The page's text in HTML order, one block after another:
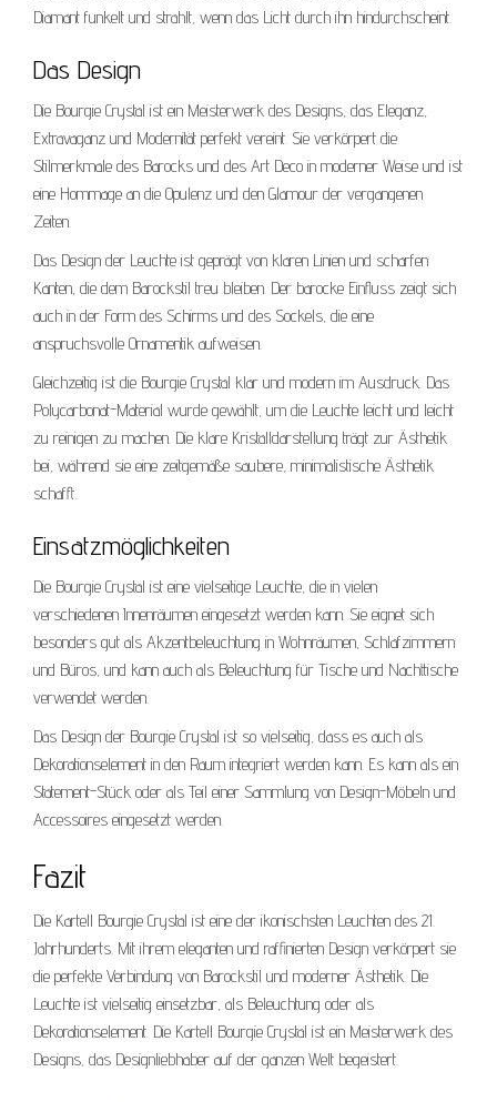
Diamant funkelt und strahlt, wenn das Licht durch ihn hindurchscheint.
Das Design
Die Bourgie Crystal ist ein Meisterwerk des Designs, das Eleganz,
Extravaganz und Modernität perfekt vereint. Sie verkörpert die
Stilmerkmale des Barocks und des Art Deco in moderner Weise und ist
eine Hommage an die Opulenz und den Glamour der vergangenen
Zeiten.
Das Design der Leuchte ist geprägt von klaren Linien und scharfen
Kanten, die dem Barockstil treu bleiben. Der barocke Einfluss zeigt sich
auch in der Form des Schirms und des Sockels, die eine
anspruchsvolle Ornamentik aufweisen.
Gleichzeitig ist die Bourgie Crystal klar und modern im Ausdruck. Das
Polycarbonat-Material wurde gewählt, um die Leuchte leicht und leicht
zu reinigen zu machen. Die klare Kristalldarstellung trägt zur Ästhetik
bei, während sie eine zeitgemäße saubere, minimalistische Ästhetik
schafft.
Einsatzmöglichkeiten
Die Bourgie Crystal ist eine vielseitige Leuchte, die in vielen
verschiedenen Innenräumen eingesetzt werden kann. Sie eignet sich
besonders gut als Akzentbeleuchtung in Wohnräumen, Schlafzimmern
und Büros, und kann auch als Beleuchtung für Tische und Nachttische
verwendet werden.
Das Design der Bourgie Crystal ist so vielseitig, dass es auch als
Dekorationselement in den Raum integriert werden kann. Es kann als ein
Statement-Stück oder als Teil einer Sammlung von Design-Möbeln und
Accessoires eingesetzt werden.
Fazit
Die Kartell Bourgie Crystal ist eine der ikonischsten Leuchten des 21.
Jahrhunderts. Mit ihrem eleganten und raffinierten Design verkörpert sie
die perfekte Verbindung von Barockstil und moderner Ästhetik. Die
Leuchte ist vielseitig einsetzbar, als Beleuchtung oder als
Dekorationselement. Die Kartell Bourgie Crystal ist ein Meisterwerk des
Designs, das Designliebhaber auf der ganzen Welt begeistert.